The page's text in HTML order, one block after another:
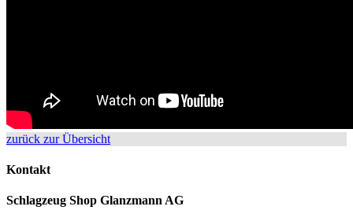
zurück zur Übersicht
Kontakt
Schlagzeug Shop Glanzmann AG